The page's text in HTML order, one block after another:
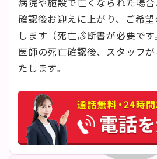
確認後お迎えに上がり、ご希
します（死亡診断書が必要で
医師の死亡確認後、スタッフ
たします。